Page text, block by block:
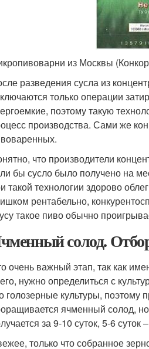
из Москвы
разведения сусла из
только операции
поэтому такую
производства. Сами же
что производители
бы сусло было получено на
такой технологии здорово
рентабельно,
такое пиво обычно
солод.
очень важный этап, так как
нужно определиться с
голозерные культуры, поэтому
ячменный солод,
за 9-10 суток, 5-6
только что собранное